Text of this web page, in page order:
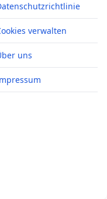
verwalten
uns